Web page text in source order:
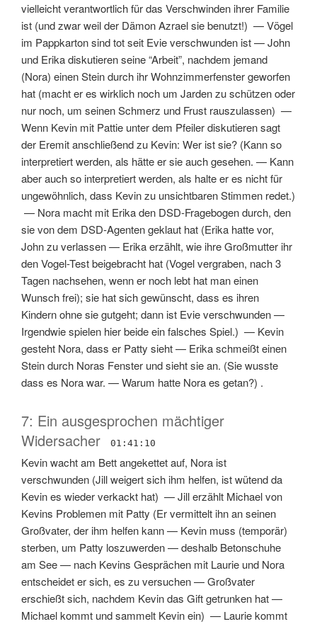
vielleicht verantwortlich für das Verschwinden ihrer Familie
ist (und zwar weil der Dämon Azrael sie benutzt!) —Vögel
im Pappkarton sind tot seit Evie verschwunden ist—John
und Erika diskutieren seine “Arbeit”, nachdem jemand
(Nora) einen Stein durch ihr Wohnzimmerfenster geworfen
hat (macht er es wirklich noch um Jarden zu schützen oder
nur noch, um seinen Schmerz und Frust rauszulassen) —
Wenn Kevin mit Pattie unter dem Pfeiler diskutieren sagt
der Eremit anschließend zu Kevin: Wer ist sie? (Kann so
interpretiert werden, als hätte er sie auch gesehen. — Kann
aber auch so interpretiert werden, als halte er es nicht für
ungewöhnlich, dass Kevin zu unsichtbaren Stimmen redet.)
— Nora macht mit Erika den DSD-Fragebogen durch, den
sie von dem DSD-Agenten geklaut hat (Erika hatte vor,
John zu verlassen— Erika erzählt, wie ihre Großmutter ihr
den Vogel-Test beigebracht hat (Vogel vergraben, nach 3
Tagen nachsehen, wenn er noch lebt hat man einen
Wunsch frei); sie hat sich gewünscht, dass es ihren
Kindern ohne sie gutgeht; dann ist Evie verschwunden—
Irgendwie spielen hier beide ein falsches Spiel.) — Kevin
gesteht Nora, dass er Patty sieht— Erika schmeißt einen
Stein durch Noras Fenster und sieht sie an. (Sie wusste
dass es Nora war. —Warum hatte Nora es getan?) .
7: Ein ausgesprochen mächtiger
Widersacher
01:41:10
Kevin wacht am Bett angekettet auf, Nora ist
verschwunden (Jill weigert sich ihm helfen, ist wütend da
Kevin es wieder verkackt hat) —Jill erzählt Michael von
Kevins Problemen mit Patty (Er vermittelt ihn an seinen
Großvater, der ihm helfen kann— Kevin muss (temporär)
sterben, um Patty loszuwerden—deshalb Betonschuhe
am See— nach Kevins Gesprächen mit Laurie und Nora
entscheidet er sich, es zu versuchen—Großvater
erschießt sich, nachdem Kevin das Gift getrunken hat—
Michael kommt und sammelt Kevin ein) — Laurie kommt